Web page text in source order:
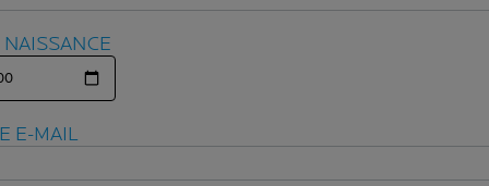
soleil
Unifie le teint et
Efficacité optimale
comédogène.
Avertissement de sécurité :
NAISSANCE
E-MAIL
NAISSANCE
E-MAIL